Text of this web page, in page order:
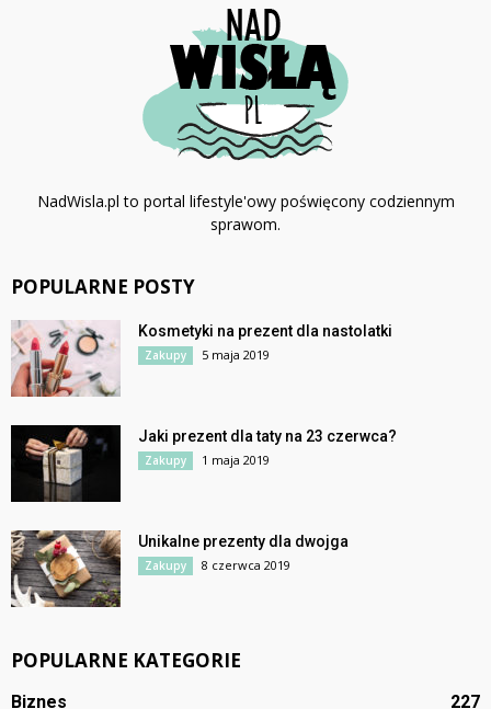
NadWisla.pl to portal lifestyle'owy poświęcony codziennym
sprawom.
POPULARNE POSTY
Kosmetyki na prezent dla nastolatki
Zakupy 5 maja 2019
Jaki prezent dla taty na 23 czerwca?
Zakupy 1 maja 2019
Unikalne prezenty dla dwojga
Zakupy 8 czerwca 2019
POPULARNE KATEGORIE
Biznes 227